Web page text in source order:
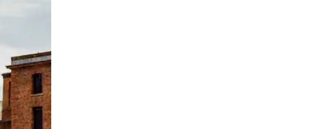
oder Wischgesten.